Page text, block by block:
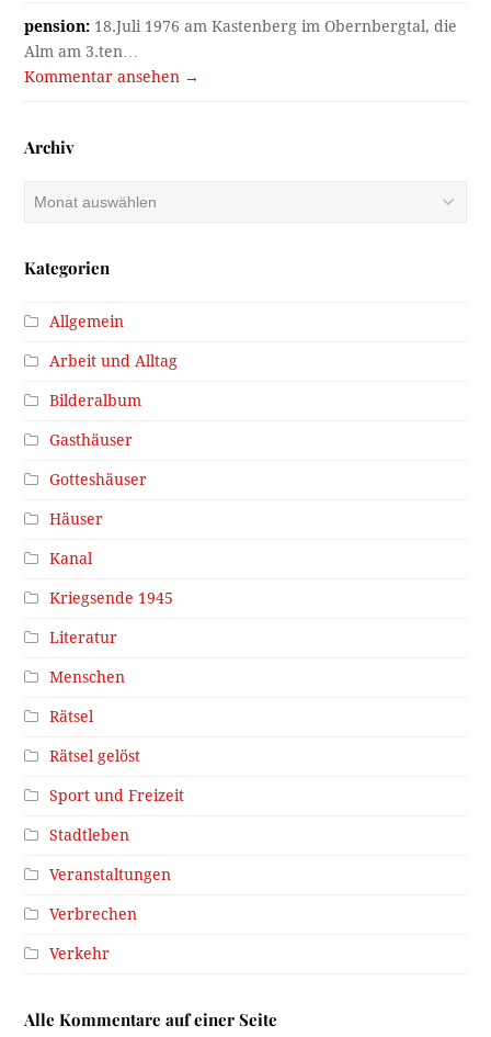
pension: 18.Juli 1976 am Kastenberg im Obernbergtal, die
Alm am 3.ten…
Kommentar ansehen →
Archiv
Kategorien
Allgemein
Arbeit und Alltag
Bilderalbum
Gasthäuser
Gotteshäuser
Häuser
Kanal
Kriegsende 1945
Literatur
Menschen
Rätsel
Rätsel gelöst
Sport und Freizeit
Stadtleben
Veranstaltungen
Verbrechen
Verkehr
Alle Kommentare auf einer Seite